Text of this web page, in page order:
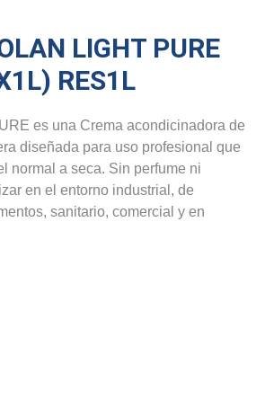
LIGHT PURE
RES1L
es una Crema acondicinadora de
diseñada para uso profesional que
normal a seca. Sin perfume ni
en el entorno industrial, de
sanitario, comercial y en